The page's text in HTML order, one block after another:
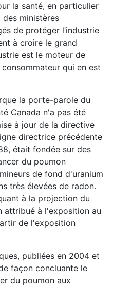
la santé, en particulier
ministères
de protéger l’industrie
à croire le grand
est le moteur de
consommateur qui en est
la porte-parole du
Canada n'a pas été
à jour de la directive
directrice précédente
était fondée sur des
du poumon
de fond d'uranium
très élevées de radon.
à la projection du
attribué à l'exposition au
de l'exposition
publiées en 2004 et
façon concluante le
du poumon aux